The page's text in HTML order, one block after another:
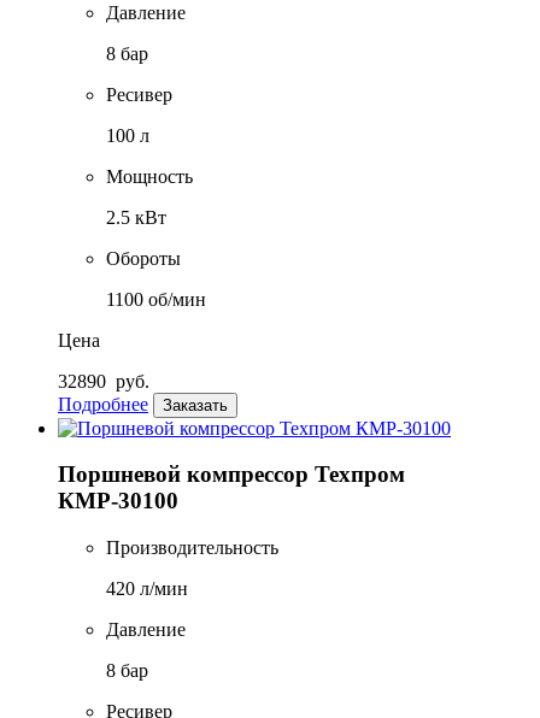
Давление
8 бар
Ресивер
100 л
Мощность
2.5 кВт
Обороты
1100 об/мин
Цена
32890 руб.
Подробнее
Заказать
Поршневой компрессор Техпром
КМР-30100
Производительность
420 л/мин
Давление
8 бар
Ресивер